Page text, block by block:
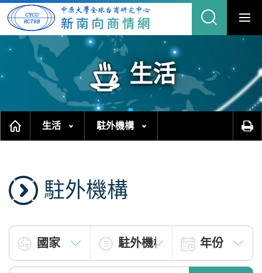
跳
主
要
區
合
尋
生活
生活 駐外機構
駐外機構